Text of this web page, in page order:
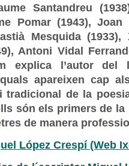
Santandreu
Pomar (1943), Joan
Mesquida (1933),
Antoni Vidal
explica l’autor del
apareixen cap
tradicional de la
són els primers de
de manera
López Crespí (Web